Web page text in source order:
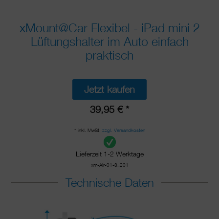
xMount@Car Flexibel - iPad mini 2
Lüftungshalter im Auto einfach
praktisch
Jetzt kaufen
39,95 € *
* inkl. MwSt. zzgl. Versandkosten
Lieferzeit 1-2 Werktage
xm-Air-01-8_201
Technische Daten